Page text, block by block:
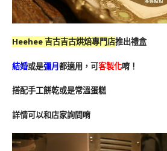
Heehee 吉古吉古烘焙專門店推出禮盒
結婚或是彌月都適用，可客製化唷！
搭配手工餅乾或是常溫蛋糕
詳情可以和店家詢問唷